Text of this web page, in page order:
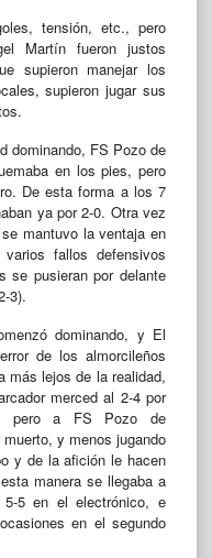
tensión, etc., pero
Martín fueron justos
supieron manejar los
supieron jugar sus
dominando, FS Pozo de
en los pies, pero
De esta forma a los 7
ya por 2-0. Otra vez
mantuvo la ventaja en
fallos defensivos
se pusieran por delante
3).
dominando, y El
de los almorcileños
más lejos de la realidad,
merced al 2-4 por
pero a FS Pozo de
y menos jugando
y de la afición le hacen
manera se llegaba a
5 en el electrónico, e
en el segundo